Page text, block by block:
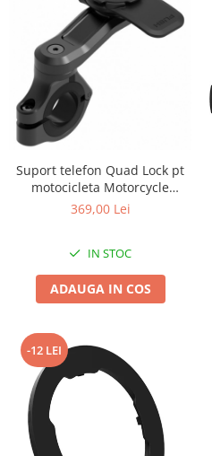
Furci fixe
Piese furci
Furci cu suspensie
Ghidaje și întinzătoare lanț
Ghidoane și atașabile
Jante
Lanțuri
Za conectare rapidă
Manete combo
Manete schimbător
Manșoane și ghidolină
Ghidolină
Accesorii
Manșoane
Suport telefon Quad Lock pt
motocicleta Motorcycle
Handlebar Mount
369,00 Lei
IN STOC
ADAUGA IN COS
-12 LEI